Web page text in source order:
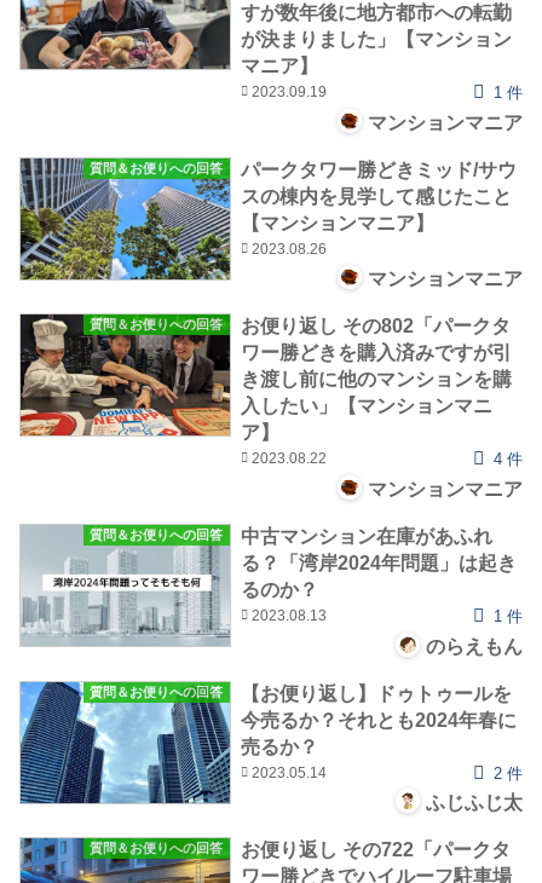
すが数年後に地方都市への転勤
が決まりました」【マンション
マニア】
2023.09.19 1 件
マンションマニア
質問＆お便りへの回答
パークタワー勝どきミッド/サウ
スの棟内を見学して感じたこと
【マンションマニア】
2023.08.26
マンションマニア
質問＆お便りへの回答
お便り返し その802「パークタ
ワー勝どきを購入済みですが引
き渡し前に他のマンションを購
入したい」【マンションマニ
ア】
2023.08.22 4 件
マンションマニア
質問＆お便りへの回答
中古マンション在庫があふれ
る？「湾岸2024年問題」は起き
るのか？
2023.08.13 1 件
のらえもん
質問＆お便りへの回答
【お便り返し】ドゥトゥールを
今売るか？それとも2024年春に
売るか？
2023.05.14 2 件
ふじふじ太
質問＆お便りへの回答
お便り返し その722「パークタ
ワー勝どきでハイルーフ駐車場